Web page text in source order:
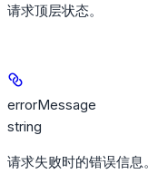
请求顶层状态。
errorMessage
string
请求失败时的错误信息。